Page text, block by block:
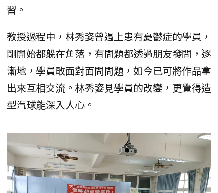
習。
教授過程中，林秀姿曾遇上患有憂鬱症的學員，
剛開始都躲在角落，有問題都透過朋友發問，逐
漸地，學員敢面對面問問題，如今已可將作品拿
出來互相交流。林秀姿見學員的改變，更覺得造
型汽球能深入人心。